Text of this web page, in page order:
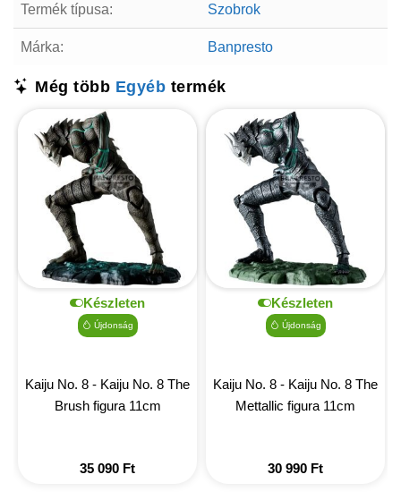
Termék típusa: Szobrok
Márka: Banpresto
Még több Egyéb termék
Készleten
Újdonság
Kaiju No. 8 - Kaiju No. 8 The
Brush figura 11cm
35 090 Ft
Készleten
Újdonság
Kaiju No. 8 - Kaiju No. 8 The
Mettallic figura 11cm
30 990 Ft